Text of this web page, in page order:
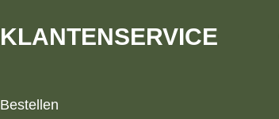
KLANTENSERVICE
Bestellen